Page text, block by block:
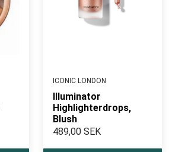
ICONIC LONDON
Illuminator
Highlighterdrops,
Blush
489,00 SEK